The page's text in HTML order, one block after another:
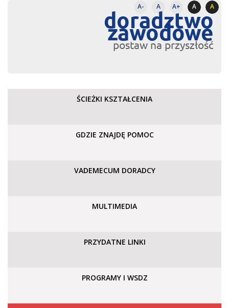
A- A A+ A A
doradztwo
zawodowe
postaw na przyszłość
ŚCIEŻKI KSZTAŁCENIA
GDZIE ZNAJDĘ POMOC
VADEMECUM DORADCY
MULTIMEDIA
PRZYDATNE LINKI
PROGRAMY I WSDZ